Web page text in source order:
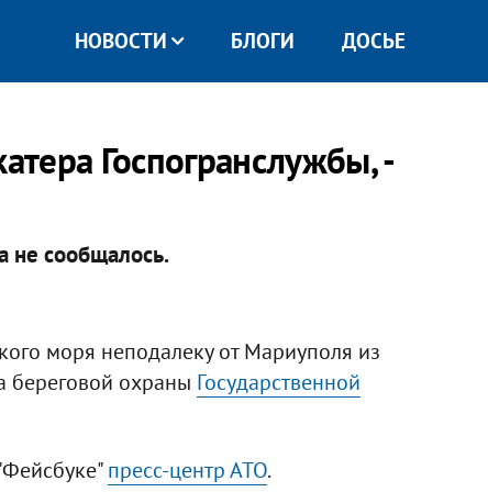
НОВОСТИ БЛОГИ ДОСЬЕ
Госпогранслужбы, -
не сообщалось.
моря неподалеку от Мариуполя из
береговой охраны Государственной
пресс-центр АТО.